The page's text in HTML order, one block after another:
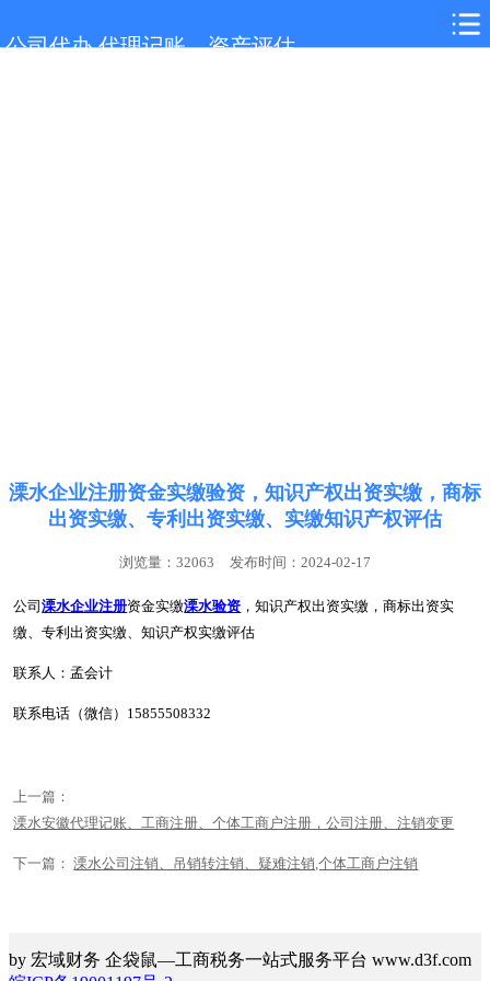
公司代办,代理记账，资产评估
网站首页
溧水企业注册资金实缴验资，知识产权出资实缴，商标
出资实缴、专利出资实缴、实缴知识产权评估
浏览量：32063 发布时间：2024-02-17
公司溧水企业注册资金实缴溧水验资 ，知识产权出资实缴，商标出资实
缴、专利出资实缴、知识产权实缴评估
联系人：孟会计
联系电话（微信）15855508332
上一篇：
溧水安徽代理记账、工商注册、个体工商户注册，公司注册、注销变更
下一篇：溧水公司注销、吊销转注销、疑难注销,个体工商户注销
by 宏域财务 企袋鼠—工商税务一站式服务平台 www.d3f.com